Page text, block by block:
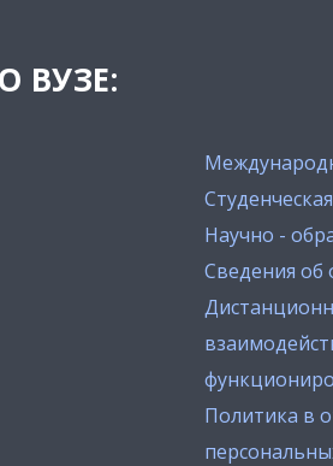
ВУЗЕ:
Научно -
Сведения об
Политика в